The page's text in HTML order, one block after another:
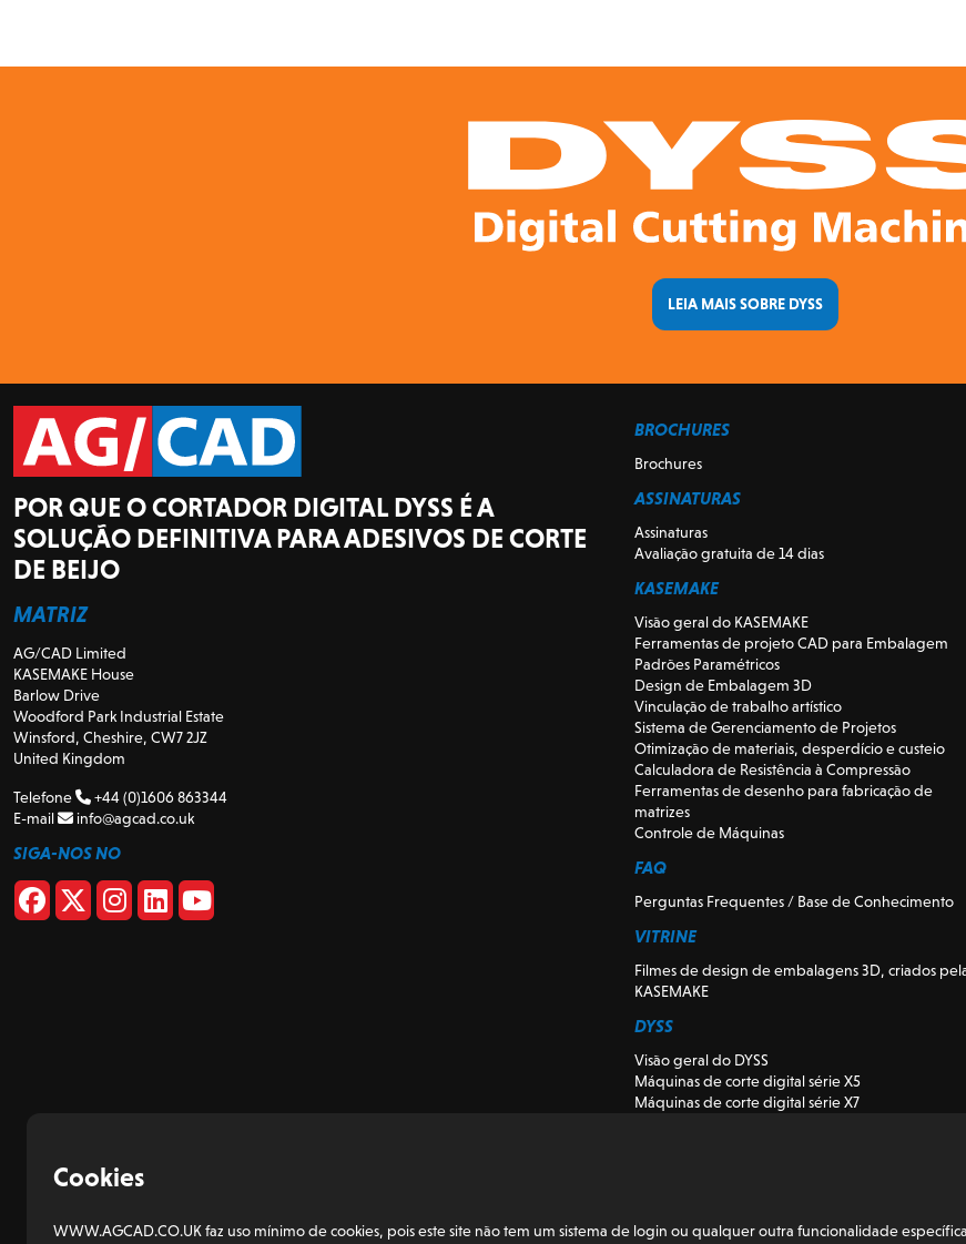
LEIA MAIS SOBRE DYSS
POR QUE O CORTADOR DIGITAL DYSS É A
SOLUÇÃO DEFINITIVA PARA ADESIVOS DE CORTE
DE BEIJO
MATRIZ
AG/CAD Limited
KASEMAKE House
Barlow Drive
Woodford Park Industrial Estate
Winsford, Cheshire, CW7 2JZ
United Kingdom
Telefone
+44 (0)1606 863344
E-mail
info@agcad.co.uk
SIGA-NOS NO
BROCHURES
Brochures
ASSINATURAS
Assinaturas
Avaliação gratuita de 14 dias
KASEMAKE
Visão geral do KASEMAKE
Ferramentas de projeto CAD para Embalagem
Padrões Paramétricos
Design de Embalagem 3D
Vinculação de trabalho artístico
Sistema de Gerenciamento de Projetos
Otimização de materiais, desperdício e custeio
Calculadora de Resistência à Compressão
Ferramentas de desenho para fabricação de
matrizes
Controle de Máquinas
FAQ
Perguntas Frequentes / Base de Conhecimento
VITRINE
Filmes de design de embalagens 3D, criados
KASEMAKE
DYSS
Visão geral do DYSS
Máquinas de corte digital série X5
Máquinas de corte digital série X7
Cookies
WWW.AGCAD.CO.UK faz uso mínimo de cookies, pois este site não tem um sistema de login ou qualquer outra funcionalidade